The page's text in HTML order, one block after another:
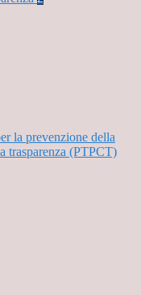
la prevenzione della
trasparenza (PTPCT)